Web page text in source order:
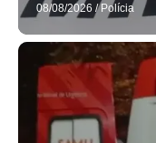
08/08/2026 / Polícia